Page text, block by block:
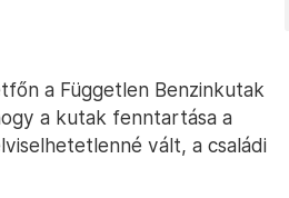
a Független Benzinkutak
a kutak fenntartása a
vált, a családi